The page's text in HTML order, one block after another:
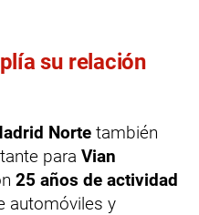
su relación
Norte también
para Vian
25 años de actividad
automóviles y